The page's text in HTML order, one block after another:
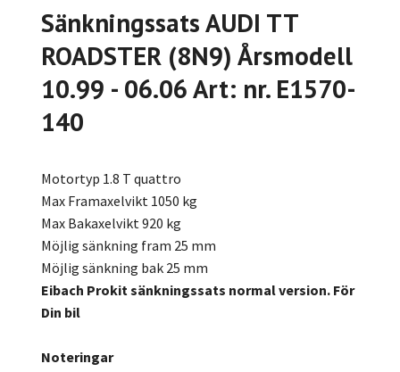
Sänkningssats AUDI TT
ROADSTER (8N9) Årsmodell
10.99 - 06.06 Art: nr. E1570-
140
Motortyp 1.8 T quattro
Max Framaxelvikt 1050 kg
Max Bakaxelvikt 920 kg
Möjlig sänkning fram 25 mm
Möjlig sänkning bak 25 mm
Eibach Prokit sänkningssats normal version. För
Din bil
Noteringar